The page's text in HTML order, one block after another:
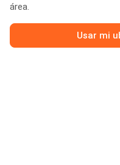
área.
Usar mi